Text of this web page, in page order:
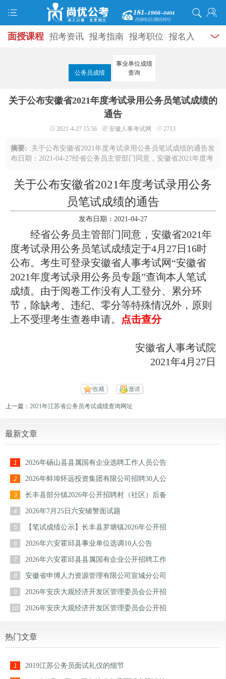
面授课程 招考资讯 报考指南 报考职位 报名入
面试公告 录用公示
考试题库 模拟试题
政热点 视频课堂 学员风采 名师团队 考试专题
公务员成绩
事业单位成绩
查询
关于公布安徽省2021年度考试录用公务员笔试成绩的
通告
2021-4-27 15:56 安徽人事考试网 2713
摘要: 关于公布安徽省2021年度考试录用公务员笔试成绩的通告发
布日期：2021-04-27经省公务员主管部门同意，安徽省2021年度考
人事考试网“安徽省2021年度考试录 ...
关于公布安徽省2021年度考试录用公务
员笔试成绩的通告
发布日期：2021-04-27
经省公务员主管部门同意，安徽省2021年
度考试录用公务员笔试成绩定于4月 27日 16时
公布。考生可登录安徽省人事考试网“安徽省
2021年度考试录用公务员专题”查询本人笔试
成绩。由于阅卷工作没有人工登分、累分环
节，除缺考、违纪、零分等特殊情况外，原则
上不受理考生查卷申请。
点击查分
安徽省人事考试院
2021年4月 27日
收藏 邀请
上一篇：2021年江苏省公务员考试成绩查询网址
最新文章
1 2026年砀山县县属国有企业选聘工作人员公告
2 2026年蚌埠怀远投资集团有限公司招聘30人公
3 长丰县部分镇2026年公开招聘村（社区）后备
4 2026年7月25日六安辅警面试题
5 【笔试成绩公示】长丰县罗塘镇2026年公开招
6 2026年六安霍邱县事业单位选调10人公告
7 2026年六安霍邱县县属国有企业公开招聘工作
8 安徽省申博人力资源管理有限公司宣城分公司
9 2026年安庆大观经济开发区管理委员会公开招
10 2026年安庆大观经济开发区管理委员会公开招
热门文章
1 2019江苏公务员面试礼仪的细节